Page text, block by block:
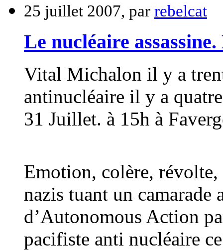
25 juillet 2007, par rebelcat
Le nucléaire
Vital Michalon il y a
antinucléaire il y a
31 Juillet. à 15h à
Emotion, colère, révolte,
nazis tuant un camarade
d’Autonomous Action
pacifiste anti nucléaire